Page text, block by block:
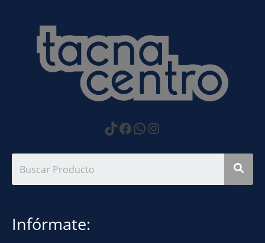
https://
Facebook
WhatsApp
Instagram
Infórmate: